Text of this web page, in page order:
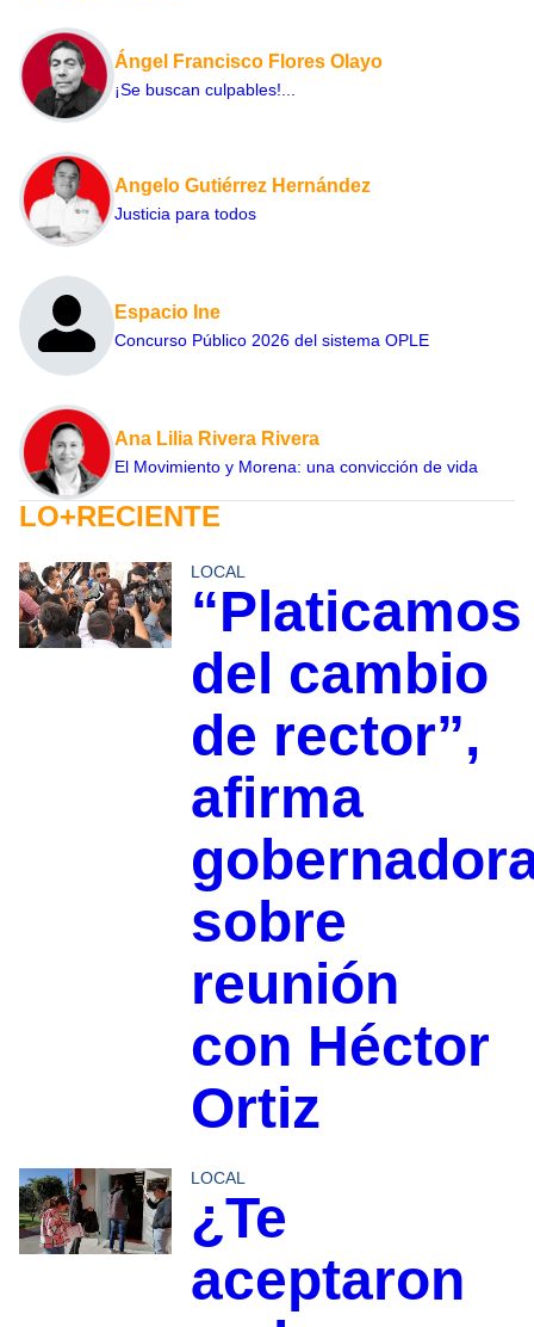
Ángel Francisco Flores Olayo
¡Se buscan culpables!...
Angelo Gutiérrez Hernández
Justicia para todos
Espacio Ine
Concurso Público 2026 del sistema OPLE
Ana Lilia Rivera Rivera
El Movimiento y Morena: una convicción de vida
LO+RECIENTE
LOCAL
“Platicamos
del cambio
de rector”,
afirma
sobre
reunión
con Héctor
Ortiz
LOCAL
¿Te
aceptaron